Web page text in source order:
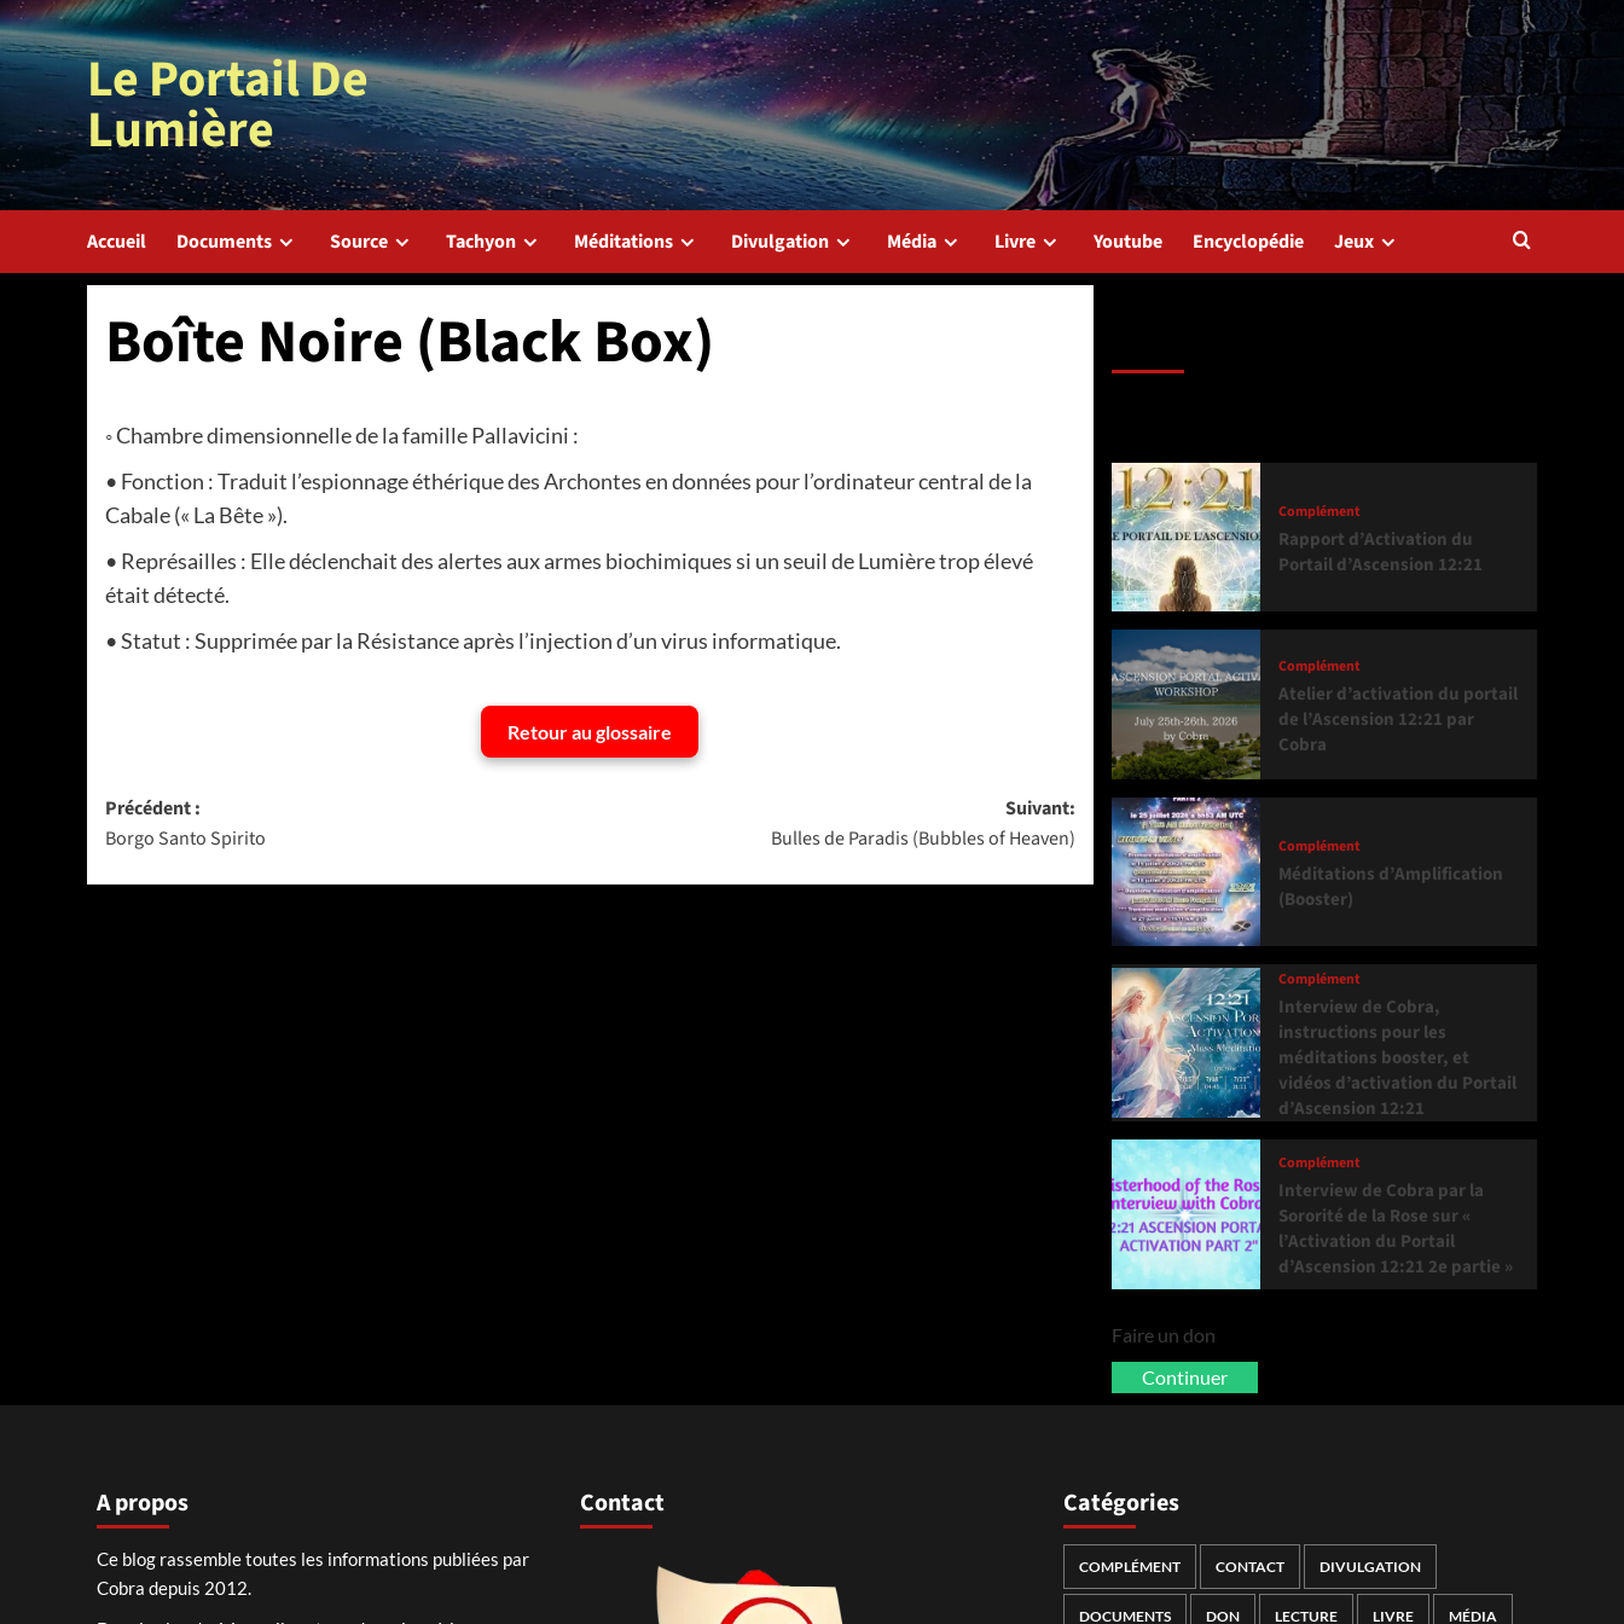
Aller
au
contenu
Le Portail De
Lumière
Accueil Documents Source Tachyon Méditations Divulgation Média Livre Youtube Encyclopédie Jeux
Boîte Noire (Black Box)
◦ Chambre dimensionnelle de la famille Pallavicini :
• Fonction : Traduit l’espionnage éthérique des Archontes en données pour l’ordinateur central de la
Cabale (« La Bête »).
• Représailles : Elle déclenchait des alertes aux armes biochimiques si un seuil de Lumière trop élevé
était détecté.
• Statut : Supprimée par la Résistance après l’injection d’un virus informatique.
Retour au glossaire
Navigation
d’article
Précédent :
Borgo Santo Spirito
Suivant:
Bulles de Paradis (Bubbles of Heaven)
Complément
Rapport d’Activation du
Portail d’Ascension 12:21
Complément
Atelier d’activation du portail
de l’Ascension 12:21 par
Cobra
Complément
Méditations d’Amplification
(Booster)
Complément
Interview de Cobra,
instructions pour les
méditations booster, et
vidéos d’activation du Portail
d’Ascension 12:21
Complément
Interview de Cobra par la
Sororité de la Rose sur «
l’Activation du Portail
d’Ascension 12:21 2e partie »
Faire un don
Continuer
A propos
Ce blog rassemble toutes les informations publiées par
Cobra depuis 2012.
Contact Catégories
COMPLÉMENT CONTACT DIVULGATION
DOCUMENTS DON LECTURE LIVRE MÉDIA